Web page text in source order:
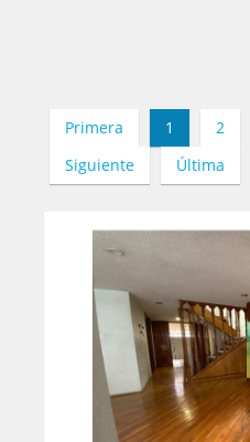
Primera 1 2
Siguiente
Última